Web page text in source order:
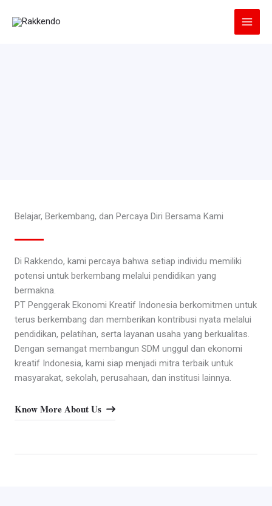
Belajar, Berkembang, dan Percaya Diri Bersama Kami
Di Rakkendo, kami percaya bahwa setiap individu memiliki
potensi untuk berkembang melalui pendidikan yang
bermakna.
PT Penggerak Ekonomi Kreatif Indonesia berkomitmen untuk
terus berkembang dan memberikan kontribusi nyata melalui
pendidikan, pelatihan, serta layanan usaha yang berkualitas.
Dengan semangat membangun SDM unggul dan ekonomi
kreatif Indonesia, kami siap menjadi mitra terbaik untuk
masyarakat, sekolah, perusahaan, dan institusi lainnya.
Know More About Us